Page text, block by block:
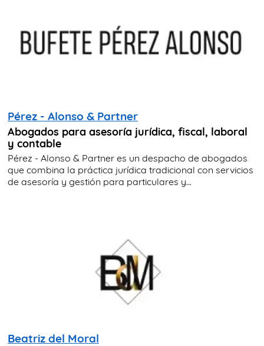
Pérez - Alonso & Partner
Abogados para asesoría jurídica, fiscal, laboral
y contable
Pérez - Alonso & Partner es un despacho de abogados
que combina la práctica jurídica tradicional con servicios
de asesoría y gestión para particulares y...
Beatriz del Moral